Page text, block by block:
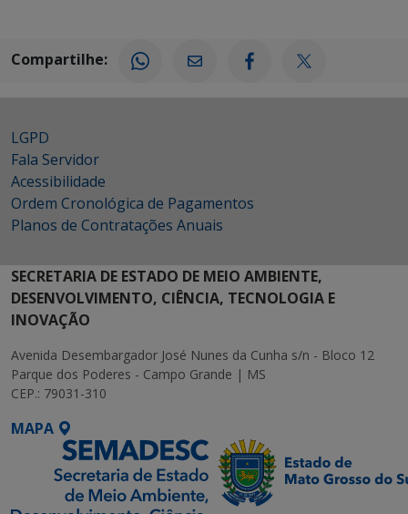
Compartilhe:
LGPD
Fala Servidor
Acessibilidade
Ordem Cronológica de Pagamentos
Planos de Contratações Anuais
SECRETARIA DE ESTADO DE MEIO AMBIENTE,
DESENVOLVIMENTO, CIÊNCIA, TECNOLOGIA E
INOVAÇÃO
Avenida Desembargador José Nunes da Cunha s/n - Bloco 12
Parque dos Poderes - Campo Grande | MS
CEP.: 79031-310
MAPA